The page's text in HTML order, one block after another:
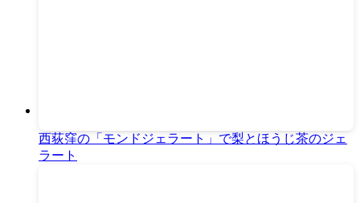
西荻窪の「モンドジェラート」で梨とほうじ茶のジェ
ラート